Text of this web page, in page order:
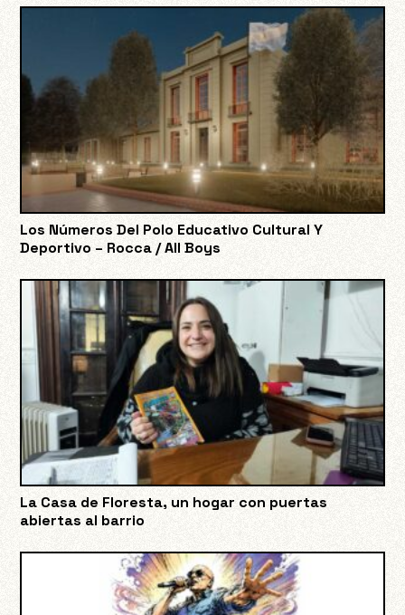
Los Números Del Polo Educativo Cultural Y
Deportivo – Rocca / All Boys
La Casa de Floresta, un hogar con puertas
abiertas al barrio